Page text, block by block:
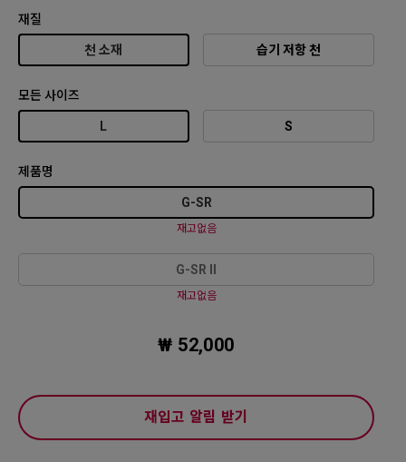
재질
천 소재 습기 저항 천
모든 사이즈
L S
제품명
G-SR
재고없음
G-SR II
재고없음
₩ 52,000
재입고 알림 받기